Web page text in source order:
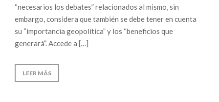
“necesarios los debates” relacionados al mismo, sin
embargo, considera que también se debe tener en cuenta
su “importancia geopolítica” y los “beneficios que
generará”. Accede a […]
LEER MÁS